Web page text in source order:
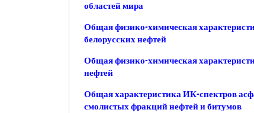
областей мира
Общая физико-химическая
белорусских нефтей
Общая физико-химическая
нефтей
Общая характеристика ИК-спектров
смолистых фракций нефтей и битумов